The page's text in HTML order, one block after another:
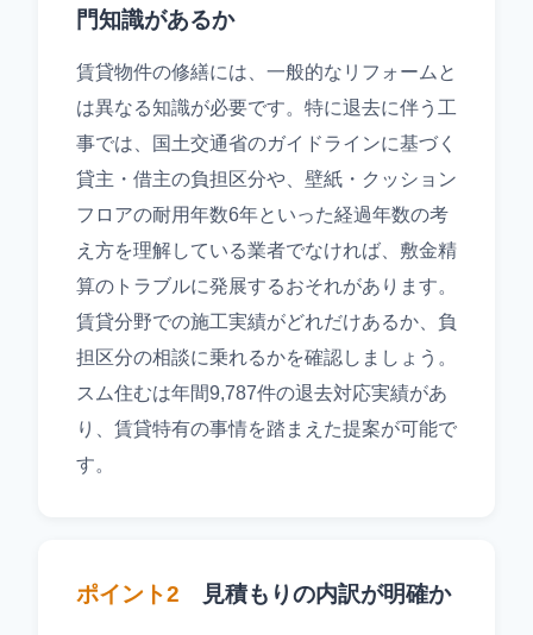
門知識があるか
賃貸物件の修繕には、一般的なリフォームと
は異なる知識が必要です。特に退去に伴う工
事では、国土交通省のガイドラインに基づく
貸主・借主の負担区分や、壁紙・クッション
フロアの耐用年数6年といった経過年数の考
え方を理解している業者でなければ、敷金精
算のトラブルに発展するおそれがあります。
賃貸分野での施工実績がどれだけあるか、負
担区分の相談に乗れるかを確認しましょう。
スム住むは年間9,787件の退去対応実績があ
り、賃貸特有の事情を踏まえた提案が可能で
す。
ポイント2 見積もりの内訳が明確か